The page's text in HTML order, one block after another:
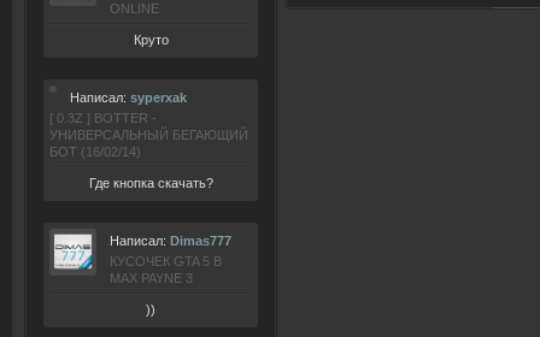
ONLINE
Круто
Написал: syperxak
[ 0.3Z ] BOTTER -
УНИВЕРСАЛЬНЫЙ БЕГАЮЩИЙ
БОТ (16/02/14)
Где кнопка скачать?
Написал: Dimas777
КУСОЧЕК GTA 5 В
MAX PAYNE 3
))